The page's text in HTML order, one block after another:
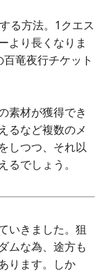
る方法。1クエス
より長くなりま
竜夜行チケット
素材が獲得でき
るなど複数のメ
しつつ、それ以
でしょう。
いきました。狙
ムな為、途方も
ります。しか